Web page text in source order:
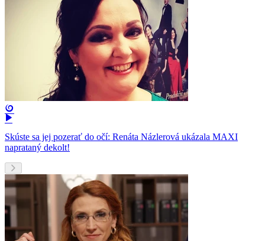
Skúste sa jej pozerať do očí: Renáta Názlerová ukázala MAXI
naprataný dekolt!